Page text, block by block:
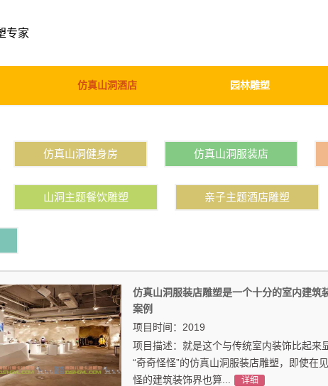
专家
仿真山洞酒店 园林雕塑
仿真山洞健身房 仿真山洞服装店
山洞主题餐饮雕塑 亲子主题酒店雕塑
仿真山洞服装店雕塑是一个十分的室内建筑
案例
项目时间：2019
项目描述：就是这个与传统室内装饰比起来
“奇奇怪怪”的仿真山洞服装店雕塑，即使在
怪的建筑装饰界也算...
详细